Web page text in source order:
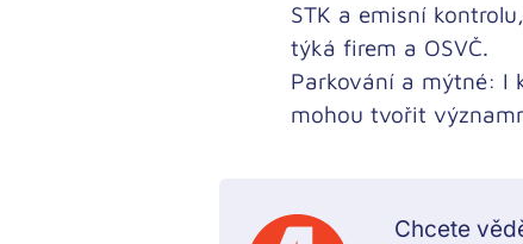
STK a emisní
týká firem a OSVČ.
Parkování a mýtné: I
mohou tvořit
Chcete